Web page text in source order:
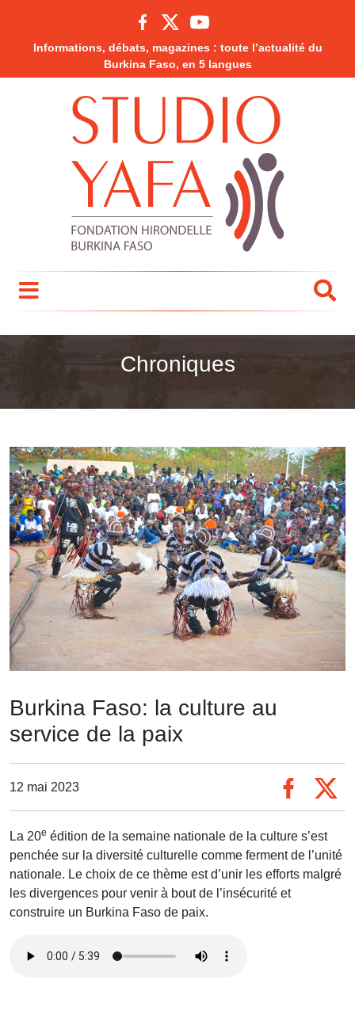
Informations, débats, magazines : toute l’actualité du
Burkina Faso, en 5 langues
Chroniques
Burkina Faso: la culture au
service de la paix
12 mai 2023
La 20e édition de la semaine nationale de la culture s’est
penchée sur la diversité culturelle comme ferment de l’unité
nationale. Le choix de ce thème est d’unir les efforts malgré
les divergences pour venir à bout de l’insécurité et
construire un Burkina Faso de paix.